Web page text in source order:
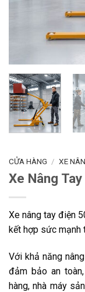
CỬA HÀNG / XE
Xe Nâng
Xe nâng tay điện
kết hợp sức mạnh
Với khả năng
đảm bảo an
hàng, nhà máy